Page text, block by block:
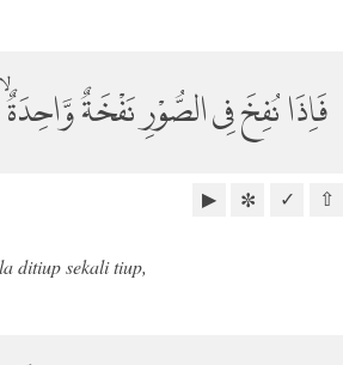
فَاِذَا نُفِخَ فِى الصُّوْرِ نَفْخَةٌ وَّاحِدَةٌ ۙ
⇧
✓
✼
▶
ditiup sekali tiup,